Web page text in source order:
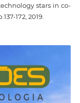
stars in co-
172, 2019.